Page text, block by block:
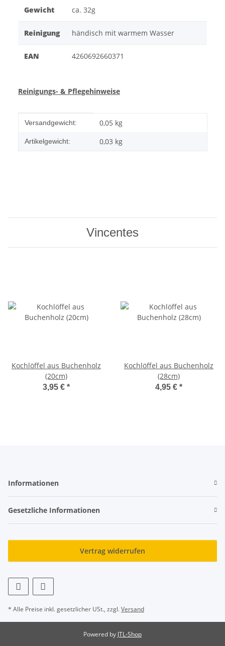
Gewicht ca. 32g
Reinigung händisch mit warmem Wasser
EAN 4260692660371
Reinigungs- & Pflegehinweise
Produkteigenschaft
Wert
Versandgewicht: 0,05 kg
Artikelgewicht: 0,03 kg
Vincentes
Kochlöffel aus Buchenholz
(20cm)
3,95 € *
Kochlöffel aus Buchenholz
(28cm)
4,95 € *
Informationen
Gesetzliche Informationen
Vertrag widerrufen
* Alle Preise inkl. gesetzlicher USt., zzgl.Versand
Powered by JTL-Shop